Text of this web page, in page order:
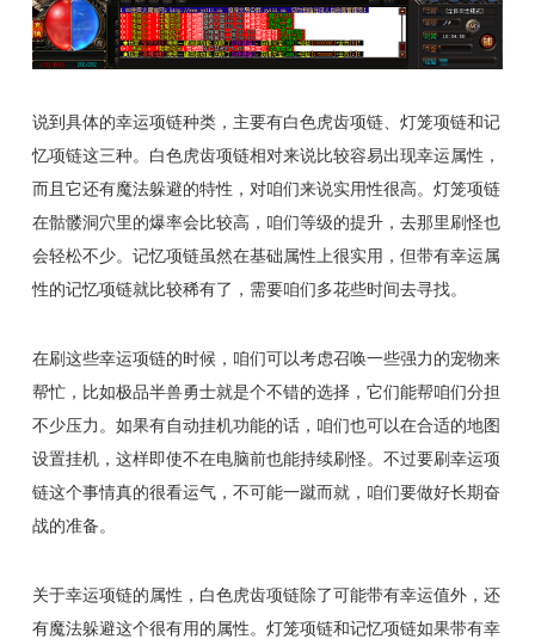
说到具体的幸运项链种类，主要有白色虎齿项链、灯笼项链和记
忆项链这三种。白色虎齿项链相对来说比较容易出现幸运属性，
而且它还有魔法躲避的特性，对咱们来说实用性很高。灯笼项链
在骷髅洞穴里的爆率会比较高，咱们等级的提升，去那里刷怪也
会轻松不少。记忆项链虽然在基础属性上很实用，但带有幸运属
性的记忆项链就比较稀有了，需要咱们多花些时间去寻找。
在刷这些幸运项链的时候，咱们可以考虑召唤一些强力的宠物来
帮忙，比如极品半兽勇士就是个不错的选择，它们能帮咱们分担
不少压力。如果有自动挂机功能的话，咱们也可以在合适的地图
设置挂机，这样即使不在电脑前也能持续刷怪。不过要刷幸运项
链这个事情真的很看运气，不可能一蹴而就，咱们要做好长期奋
战的准备。
关于幸运项链的属性，白色虎齿项链除了可能带有幸运值外，还
有魔法躲避这个很有用的属性。灯笼项链和记忆项链如果带有幸